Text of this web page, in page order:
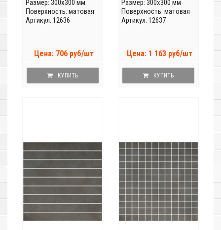
Размер: 300x300 мм
Поверхность: матовая
Артикул: 12636
Цена: 706 руб/шт
КУПИТЬ
Размер: 300x300 мм
Поверхность: матовая
Артикул: 12637
Цена: 1 163 руб/шт
КУПИТЬ